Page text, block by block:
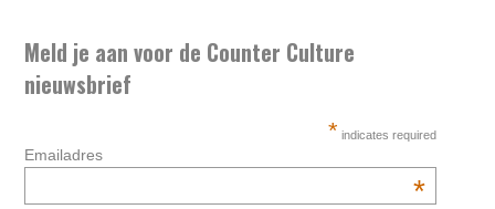
Meld je aan voor de Counter Culture
nieuwsbrief
* indicates required
Emailadres
*